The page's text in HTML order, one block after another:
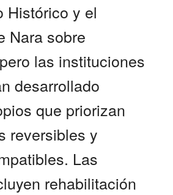
Histórico y el
Nara sobre
las instituciones
desarrollado
que priorizan
reversibles y
Las
rehabilitación